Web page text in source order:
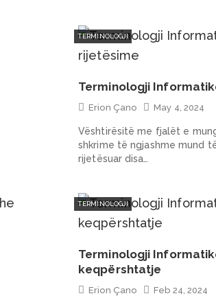
TERMINOLOGJI
Terminologji
Erion Çano May 4, 2024
Vështirësitë me fjalët e
shkrime të ngjashme mund
rijetësuar disa…
TERMINOLOGJI
Terminologji
keqpërshtatje
Erion Çano Feb 24, 2024